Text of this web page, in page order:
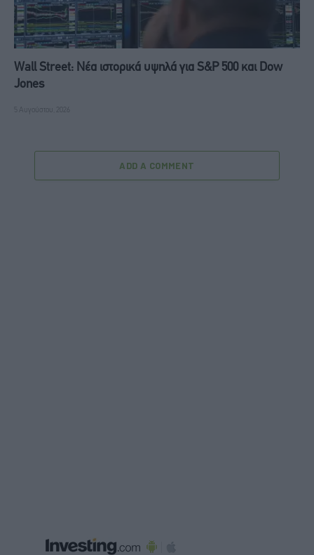
Wall Street: Νέα ιστορικά υψηλά για S&P 500 και Dow
Jones
5 Αυγούστου, 2026
ADD A COMMENT